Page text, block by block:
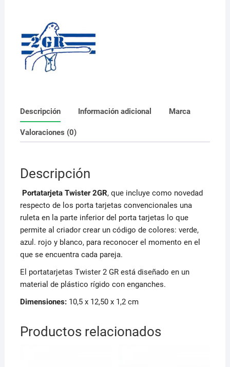
Descripción Información adicional Marca
Valoraciones (0)
Descripción
Portatarjeta Twister 2GR, que incluye como novedad
respecto de los porta tarjetas convencionales una
ruleta en la parte inferior del porta tarjetas lo que
permite al criador crear un código de colores: verde,
azul. rojo y blanco, para reconocer el momento en el
que se encuentra cada pareja.
El portatarjetas Twister 2 GR está diseñado en un
material de plástico rígido con enganches.
Dimensiones:10,5 x 12,50 x 1,2 cm
Productos relacionados